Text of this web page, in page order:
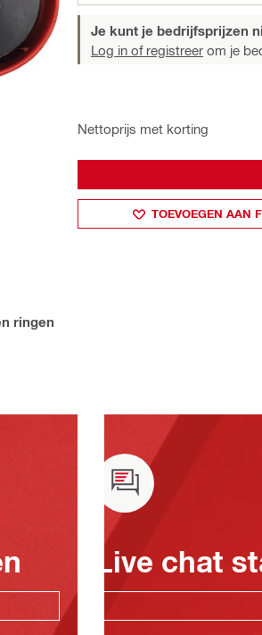
ringen
Je kunt je bedrijfsprijzen
Log in of registreer om je
Nettoprijs met korting
TOEVOEGEN AAN
Live chat